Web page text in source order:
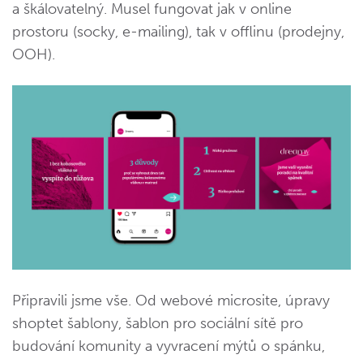
a škálovatelný. Musel fungovat jak v online
prostoru (socky, e-mailing), tak v offlinu (prodejny,
OOH).
Připravili jsme vše. Od webové microsite, úpravy
shoptet šablony, šablon pro sociální sítě pro
budování komunity a vyvracení mýtů o spánku,